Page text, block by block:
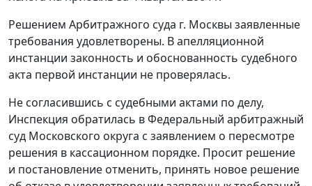
Решением Арбитражного суда г. Москвы заявленные
требования удовлетворены. В апелляционной
инстанции законность и обоснованность судебного
акта первой инстанции не проверялась.
Не согласившись с судебными актами по делу,
Инспекция обратилась в Федеральный арбитражный
суд Московского округа с заявлением о пересмотре
решения в кассационном порядке. Просит решение
и постановление отменить, принять новое решение